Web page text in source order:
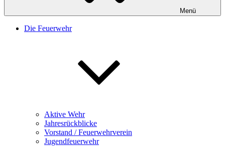
Menü
Die Feuerwehr
Aktive Wehr
Jahresrückblicke
Vorstand / Feuerwehrverein
Jugendfeuerwehr